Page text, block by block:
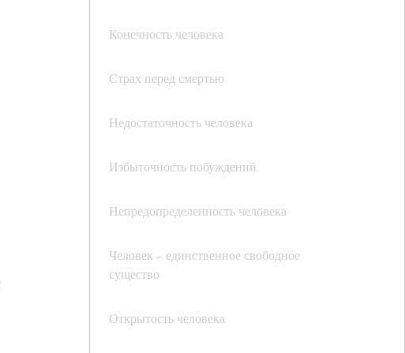
Конечность человека
Страх перед смертью
Недостаточность человека
Избыточность побуждений
Непредопределенность человека
Человек – единственное свободное
существо
Открытость человека